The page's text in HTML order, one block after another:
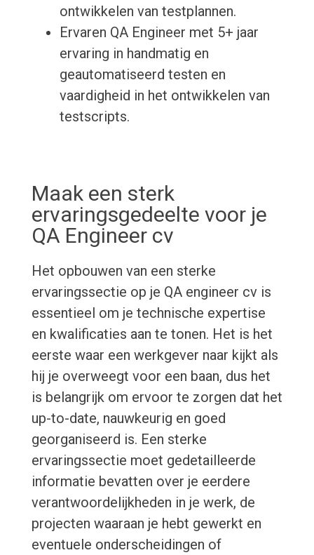
ontwikkelen van testplannen.
Ervaren QA Engineer met 5+ jaar
ervaring in handmatig en
geautomatiseerd testen en
vaardigheid in het ontwikkelen van
testscripts.
Maak een sterk
ervaringsgedeelte voor je
QA Engineer cv
Het opbouwen van een sterke
ervaringssectie op je QA engineer cv is
essentieel om je technische expertise
en kwalificaties aan te tonen. Het is het
eerste waar een werkgever naar kijkt als
hij je overweegt voor een baan, dus het
is belangrijk om ervoor te zorgen dat het
up-to-date, nauwkeurig en goed
georganiseerd is. Een sterke
ervaringssectie moet gedetailleerde
informatie bevatten over je eerdere
verantwoordelijkheden in je werk, de
projecten waaraan je hebt gewerkt en
eventuele onderscheidingen of